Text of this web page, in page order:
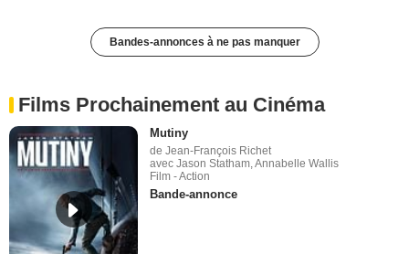
Bandes-annonces à ne pas manquer
Films Prochainement au Cinéma
Mutiny
de Jean-François Richet
avec Jason Statham, Annabelle Wallis
Film - Action
Bande-annonce